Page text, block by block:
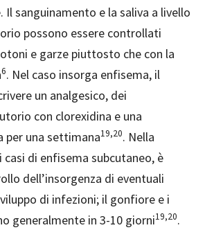
sanguinamento e la saliva a livello
possono essere controllati
e garze piuttosto che con la
6. Nel caso insorga enfisema, il
un analgesico, dei
con clorexidina e una
per una settimana19,20. Nella
di enfisema subcutaneo, è
dell’insorgenza di eventuali
di infezioni; il gonfiore e i
generalmente in 3-10 giorni19,20.